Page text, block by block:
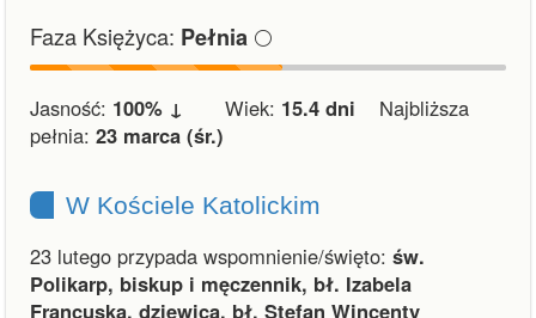
Faza Księżyca: Pełnia 🌕
Jasność: 100% ↓ Wiek: 15.4 dni Najbliższa
pełnia: 23 marca (śr.)
W Kościele Katolickim
23 lutego przypada wspomnienie/święto: św.
Polikarp, biskup i męczennik, bł. Izabela
Francuska, dziewica, bł. Stefan Wincenty